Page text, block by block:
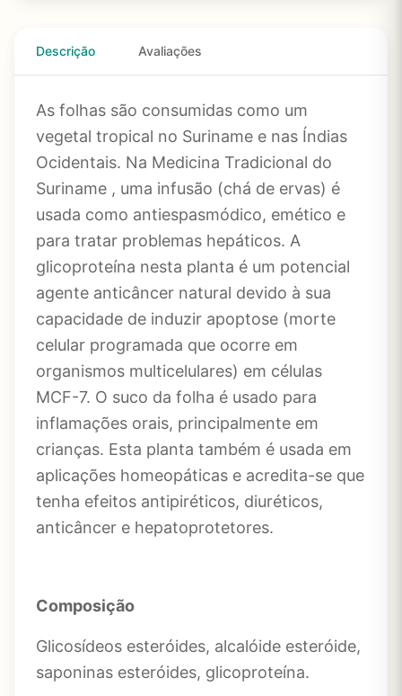
Descrição Avaliações
As folhas são consumidas como um
vegetal tropical no Suriname e nas Índias
Ocidentais. Na Medicina Tradicional do
Suriname , uma infusão (chá de ervas) é
usada como antiespasmódico, emético e
para tratar problemas hepáticos. A
glicoproteína nesta planta é um potencial
agente anticâncer natural devido à sua
capacidade de induzir apoptose (morte
celular programada que ocorre em
organismos multicelulares) em células
MCF-7. O suco da folha é usado para
inflamações orais, principalmente em
crianças. Esta planta também é usada em
aplicações homeopáticas e acredita-se que
tenha efeitos antipiréticos, diuréticos,
anticâncer e hepatoprotetores.
Composição
Glicosídeos esteróides, alcalóide esteróide,
saponinas esteróides, glicoproteína.